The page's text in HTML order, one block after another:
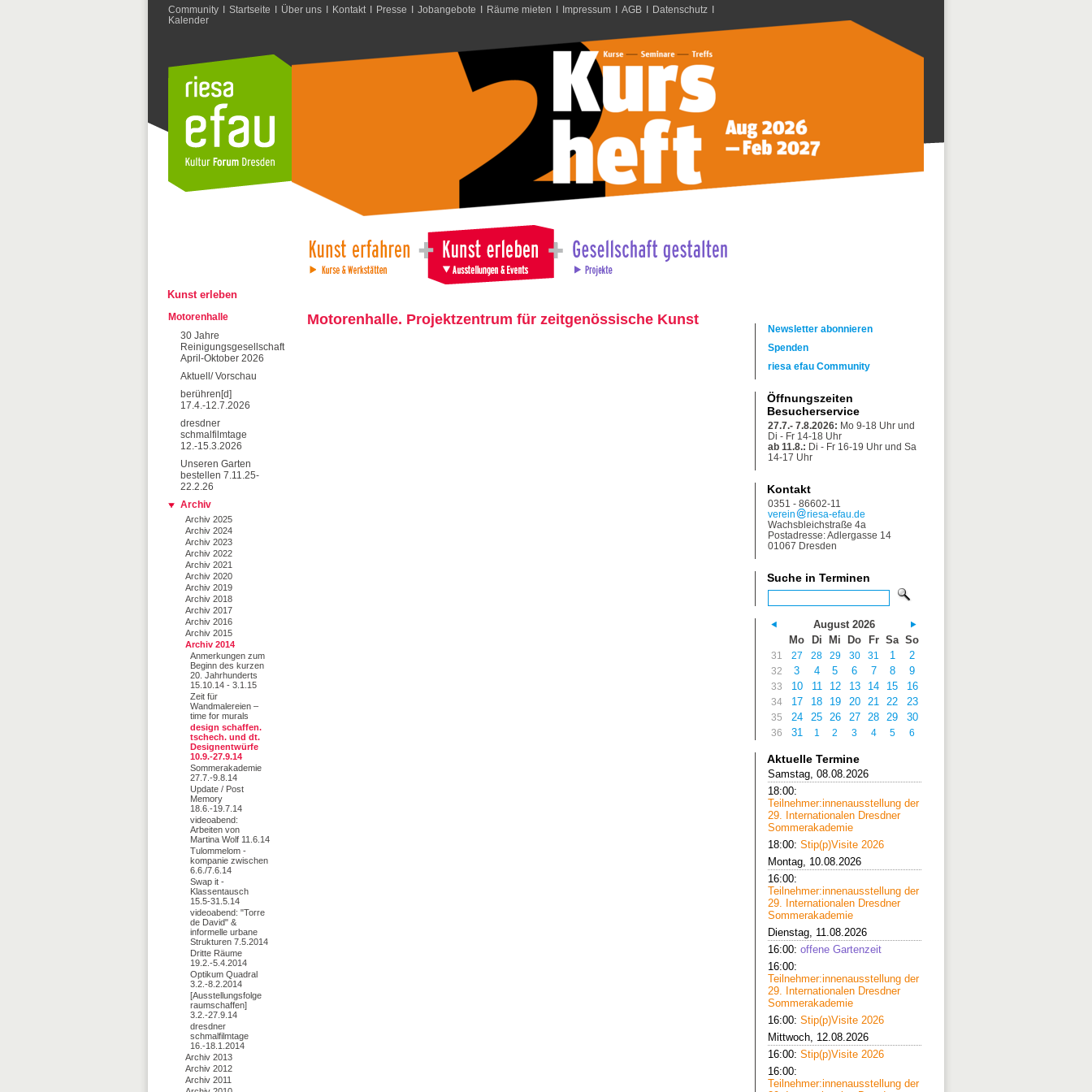
Community I Startseite I Über uns I Kontakt I Presse I Jobangebote I Räume mieten I Impressum I AGB I Datenschutz I
Kalender
Motorenhalle. Projektzentrum für zeitgenössische Kunst
Newsletter abonnieren
Spenden
riesa efau Community
Öffnungszeiten
Besucherservice
27.7.- 7.8.2026: Mo 9-18 Uhr und
Di - Fr 14-18 Uhr
ab 11.8.: Di - Fr 16-19 Uhr und Sa
14-17 Uhr
Kontakt
0351 - 86602-11
verein
riesa-efau.de
Wachsbleichstraße 4a
Postadresse: Adlergasse 14
01067 Dresden
Suche in Terminen
August 2026
Mo
Di Mi Do Fr Sa So
31 27 28 29 30 31 1 2
32 3 4 5 6 7 8 9
33 10 11 12 13 14 15 16
34 17 18 19 20 21 22 23
35 24 25 26 27 28 29 30
36 31 1 2 3 4 5 6
Aktuelle Termine
Samstag, 08.08.2026
18:00:
Teilnehmer:innenausstellung der
29. Internationalen Dresdner
Sommerakademie
18:00: Stip(p)Visite 2026
Montag, 10.08.2026
16:00:
Teilnehmer:innenausstellung der
29. Internationalen Dresdner
Sommerakademie
Dienstag, 11.08.2026
16:00: offene Gartenzeit
16:00:
Teilnehmer:innenausstellung der
29. Internationalen Dresdner
Sommerakademie
16:00: Stip(p)Visite 2026
Mittwoch, 12.08.2026
16:00: Stip(p)Visite 2026
16:00:
Teilnehmer:innenausstellung der
Kunst erleben
Motorenhalle
30 Jahre
Reinigungsgesellschaft
April-Oktober 2026
Aktuell/ Vorschau
berühren[d]
17.4.-12.7.2026
dresdner
schmalfilmtage
12.-15.3.2026
Unseren Garten
bestellen 7.11.25-
22.2.26
Archiv
Archiv 2025
Archiv 2024
Archiv 2023
Archiv 2022
Archiv 2021
Archiv 2020
Archiv 2019
Archiv 2018
Archiv 2017
Archiv 2016
Archiv 2015
Archiv 2014
Anmerkungen zum
Beginn des kurzen
20. Jahrhunderts
15.10.14 - 3.1.15
Zeit für
Wandmalereien –
time for murals
design schaffen.
tschech. und dt.
Designentwürfe
10.9.-27.9.14
Sommerakademie
27.7.-9.8.14
Update / Post
Memory
18.6.-19.7.14
videoabend:
Arbeiten von
Martina Wolf 11.6.14
Tulommelom -
kompanie zwischen
6.6./7.6.14
Swap it -
Klassentausch
15.5-31.5.14
videoabend: "Torre
de David" &
informelle urbane
Strukturen 7.5.2014
Dritte Räume
19.2.-5.4.2014
Optikum Quadral
3.2.-8.2.2014
[Ausstellungsfolge
raumschaffen]
3.2.-27.9.14
dresdner
schmalfilmtage
16.-18.1.2014
Archiv 2013
Archiv 2012
Archiv 2011